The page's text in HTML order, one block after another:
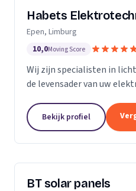
Habets
Epen, Limburg
10,0Moving Score
Wij zijn specialisten in
de levensader van uw
fabriek of woonhuis, waar
Bekijk profiel
BT solar panels